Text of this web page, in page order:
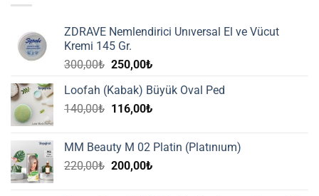
ZDRAVE Nemlendirici Unıversal El ve Vücut
Kremi 145 Gr.
300,00₺ Orijinal
300,00₺.
250,00₺Şu
fiyat:
250,00₺.
Loofah (Kabak) Büyük Oval Ped
140,00₺ Orijinal
116,00₺Şu
116,00₺.
MM Beauty M 02 Platin (Platınıum)
220,00₺ Orijinal
200,00₺Şu